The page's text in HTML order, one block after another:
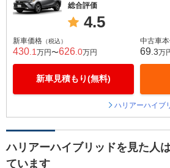
総合評価
4.5
新車価格 （税込）
430 .1 万円〜626 .0万円
新車見積もり(無料)
中古車
69 .3万
ハリアーハイブ
ハリアーハイブリッドを見た人
ています